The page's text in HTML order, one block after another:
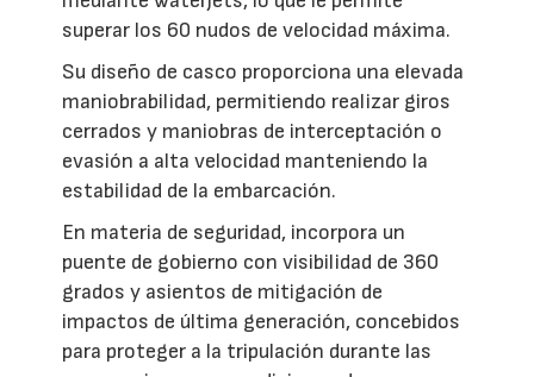
superar los 60 nudos de velocidad máxima.
Su diseño de casco proporciona una elevada
maniobrabilidad, permitiendo realizar giros
cerrados y maniobras de interceptación o
evasión a alta velocidad manteniendo la
estabilidad de la embarcación.
En materia de seguridad, incorpora un
puente de gobierno con visibilidad de 360
grados y asientos de mitigación de
impactos de última generación, concebidos
para proteger a la tripulación durante las